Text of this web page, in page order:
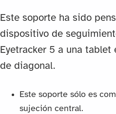
Este soporte ha sido
dispositivo de
Eyetracker 5 a una tablet
de diagonal.
Este soporte sólo es
sujeción central.